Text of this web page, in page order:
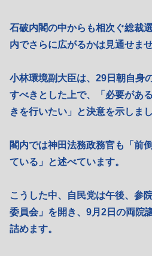
石破内閣の中からも相次ぐ総裁
内でさらに広がるかは見通せませ
小林環境副大臣は、29日朝自身
すべきとした上で、「必要があ
きを行いたい」と決意を示しまし
閣内では神田法務政務官も「前
ている」と述べています。
こうした中、自民党は午後、参
委員会」を開き、9月2日の両院
詰めます。